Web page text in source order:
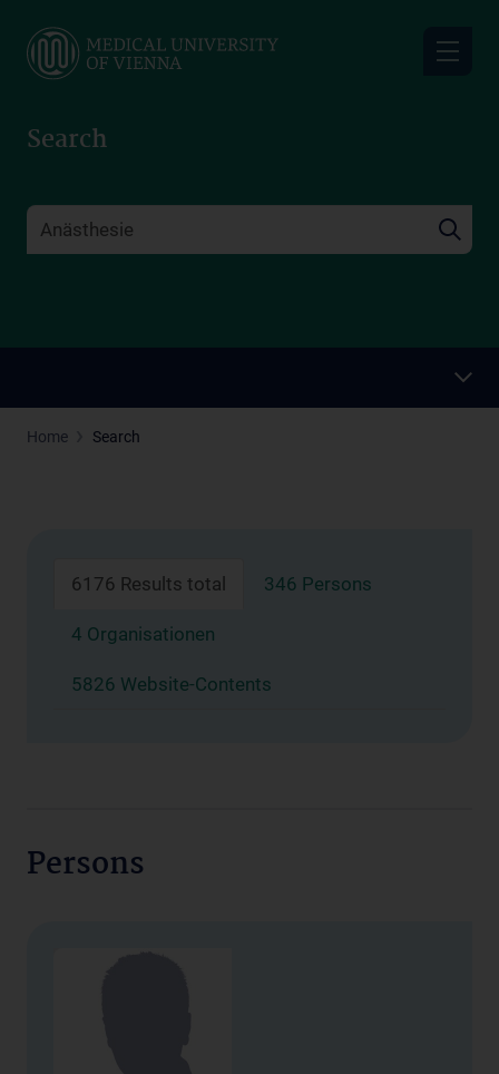
main
Search
Home Search
6176 Results total 346 Persons
4 Organisationen
5826 Website-Contents
Persons